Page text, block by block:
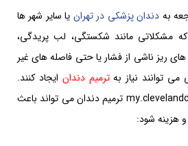
به دندان پزشکی در تهران یا سایر شهر ها
مشکلاتی مانند شکستگی، لب پریدگی،
ریز ناشی از فشار یا حتی فاصله های غیر
توانند نیاز بهترمیم دندان ایجاد کنند.
بنابر سایت معتبر my.clevelandclinic.org ترمیم دندان می تواند باعث
هزینه شود: